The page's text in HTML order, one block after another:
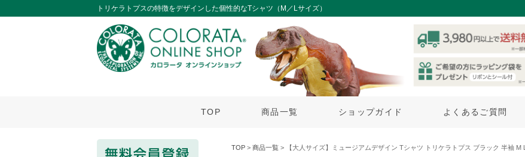
トリケラトプスの特徴をデザインした個性的なTシャツ（M／Lサイズ）
TOP 商品一覧 ショップガイド よくあるご質問
TOP > 商品一覧 > 【大人サイズ】ミュージアムデザイン Tシャツ トリケラトプス ブラック 半袖 M L